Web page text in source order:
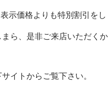
示価格よりも特別割引をし
ら、是非ご来店いただくか
イトからご覧下さい。